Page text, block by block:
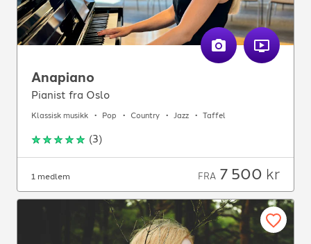
TELEFON
+4790640887
support@gigplanet.no
Anapiano
Pianist fra Oslo
Klassisk musikk Pop Country Jazz Taffel
(3)
1 medlem FRA 7 500 kr